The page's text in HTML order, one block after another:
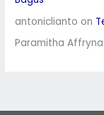
antoniclianto on
Paramitha Affryna